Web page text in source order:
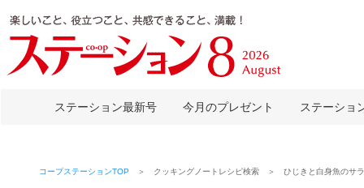
ステーション最新号 今月のプレゼント ステーショ
コープステーションTOP ＞ クッキングノートレシピ検索 ＞ ひじきと白身魚のサ